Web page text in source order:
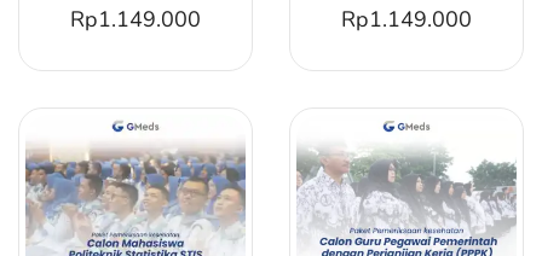
Rp1.149.000 Rp1.149.000